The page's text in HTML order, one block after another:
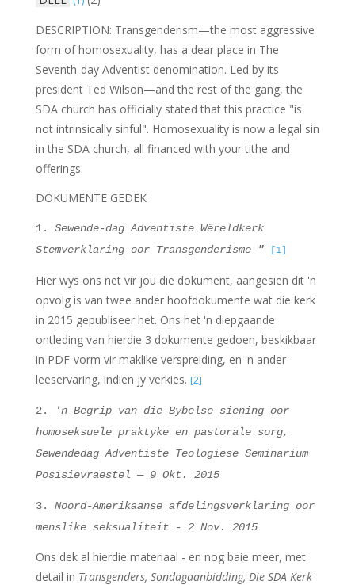
DESCRIPTION: Transgenderism—the most aggressive
form of homosexuality, has a dear place in The
Seventh-day Adventist denomination. Led by its
president Ted Wilson—and the rest of the gang, the
SDA church has officially stated that this practice "is
not intrinsically sinful". Homosexuality is now a legal sin
in the SDA church, all financed with your tithe and
offerings.
DOKUMENTE GEDEK
1.
Sewende-dag Adventiste Wêreldkerk
Stemverklaring oor Transgenderisme
" [1]
Hier wys ons net vir jou die dokument, aangesien dit 'n
opvolg is van twee ander hoofdokumente wat die kerk
in 2015 gepubliseer het. Ons het 'n diepgaande
ontleding van hierdie 3 dokumente gedoen, beskikbaar
in PDF-vorm vir maklike verspreiding, en 'n ander
leeservaring, indien jy verkies. [2]
2.
'n Begrip van die Bybelse siening oor
homoseksuele praktyke en pastorale sorg,
Sewendedag Adventiste Teologiese Seminarium
Posisievraestel — 9 Okt. 2015
3.
Noord-Amerikaanse afdelingsverklaring oor
menslike seksualiteit - 2 Nov. 2015
Ons dek al hierdie materiaal - en nog baie meer, met
detail in Transgenders, Sondagaanbidding, Die SDA Kerk